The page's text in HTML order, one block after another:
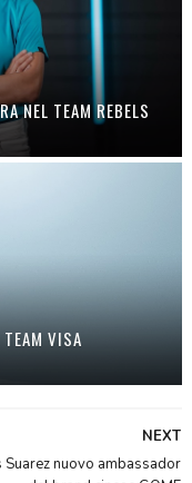
NEL TEAM REBELS
TEAM VISA
NEXT
Suarez nuovo ambassador